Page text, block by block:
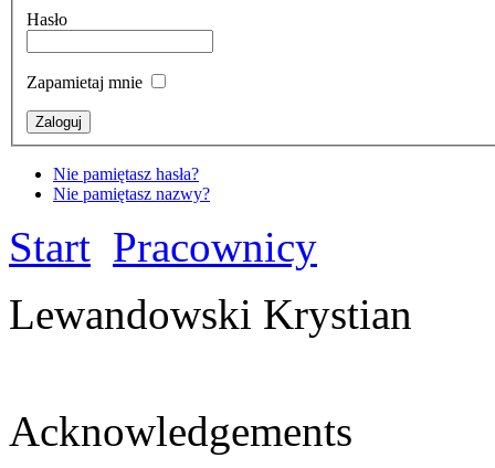
Hasło
Zapamietaj mnie
Nie pamiętasz hasła?
Nie pamiętasz nazwy?
Start Pracownicy
Lewandowski Krystian
Acknowledgements